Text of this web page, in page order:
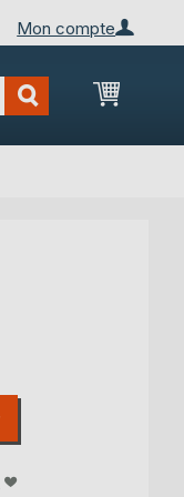
Mon compte
Mon